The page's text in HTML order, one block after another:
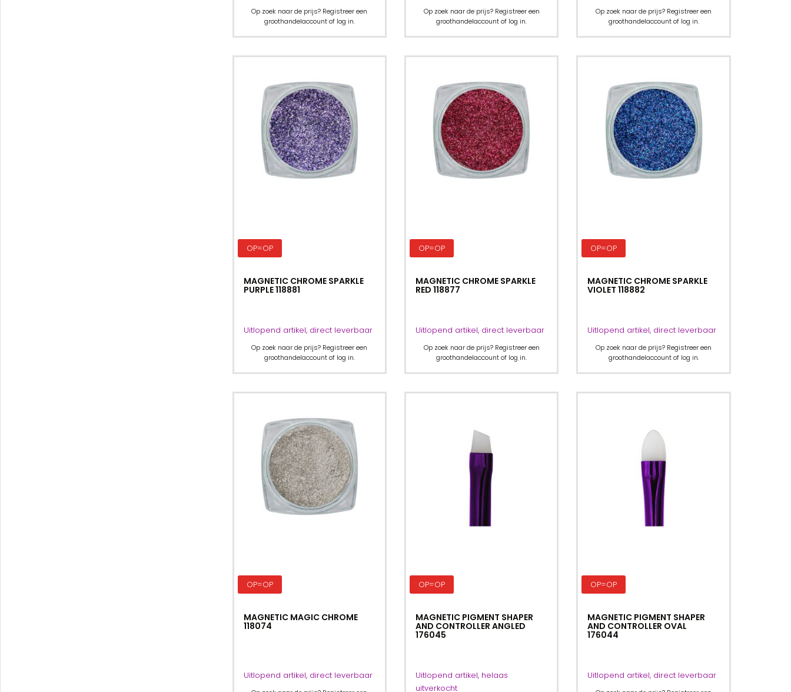
Op zoek naar de prijs? Registreer een
groothandelaccount of log in.
Op zoek naar de prijs? Registreer een
groothandelaccount of log in.
Op zoek naar de prijs? Registreer een
groothandelaccount of log in.
OP=OP
MAGNETIC CHROME SPARKLE
PURPLE 118881
Uitlopend artikel, direct leverbaar
Op zoek naar de prijs? Registreer een
groothandelaccount of log in.
OP=OP
MAGNETIC CHROME SPARKLE
RED 118877
Uitlopend artikel, direct leverbaar
Op zoek naar de prijs? Registreer een
groothandelaccount of log in.
OP=OP
MAGNETIC CHROME SPARKLE
VIOLET 118882
Uitlopend artikel, direct leverbaar
Op zoek naar de prijs? Registreer een
groothandelaccount of log in.
OP=OP
MAGNETIC MAGIC CHROME
118074
Uitlopend artikel, direct leverbaar
OP=OP
MAGNETIC PIGMENT SHAPER
AND CONTROLLER ANGLED
176045
Uitlopend artikel, helaas
uitverkocht
OP=OP
MAGNETIC PIGMENT SHAPER
AND CONTROLLER OVAL
176044
Uitlopend artikel, direct leverbaar